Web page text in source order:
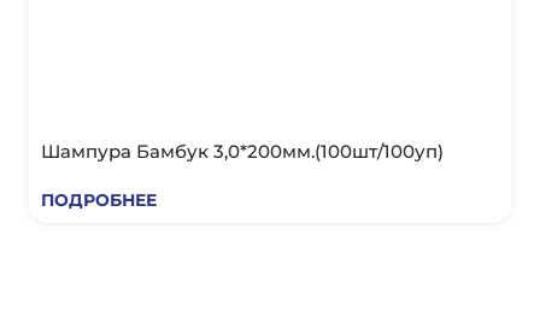
Шампура Бамбук 3,0*200мм.(100шт/100уп)
ПОДРОБНЕЕ